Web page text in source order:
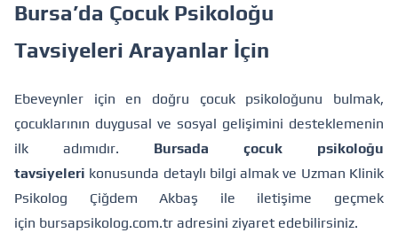
Bursa’da Çocuk Psikoloğu
Tavsiyeleri Arayanlar İçin
Ebeveynler için en doğru çocuk psikoloğunu bulmak,
çocuklarının duygusal ve sosyal gelişimini desteklemenin
ilk adımıdır. Bursada çocuk psikoloğu
tavsiyeleri konusunda detaylı bilgi almak ve Uzman Klinik
Psikolog Çiğdem Akbaş ile iletişime geçmek
için bursapsikolog.com.tr adresini ziyaret edebilirsiniz.